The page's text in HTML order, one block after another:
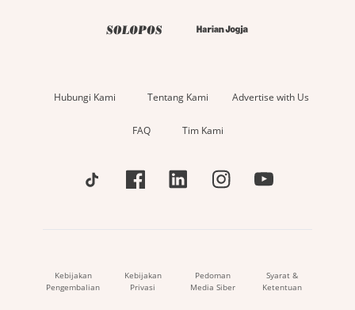
Hubungi Kami Tentang Kami Advertise with Us
FAQ Tim Kami
Kebijakan
Pengembalian
Kebijakan
Privasi
Pedoman
Media Siber
Syarat &
Ketentuan